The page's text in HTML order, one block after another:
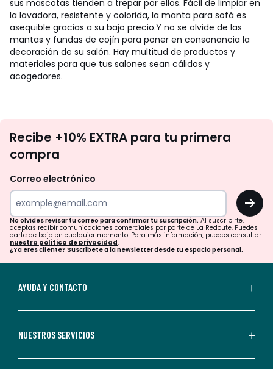
sus mascotas tienden a trepar por ellos. Fácil de limpiar en
la lavadora, resistente y colorida, la manta para sofá es
asequible gracias a su bajo precio.Y no se olvide de las
mantas y fundas de cojín para poner en consonancia la
decoración de su salón. Hay multitud de productos y
materiales para que tus salones sean cálidos y
acogedores.
te
tu
para
confirmar
tu
suscripción.
aceptas
comerciales
Recibe +10% EXTRA para tu primera
compra
Correo electrónico
OK
No olvides revisar tu correo para confirmar tu suscripción. Al suscribirte,
aceptas recibir comunicaciones comerciales por parte de La Redoute. Puedes
darte de baja en cualquier momento. Para más información, puedes consultar
nuestra política de privacidad.
¿Ya eres cliente? Suscríbete a la newsletter desde tu espacio personal.
AYUDA Y CONTACTO
NUESTROS SERVICIOS